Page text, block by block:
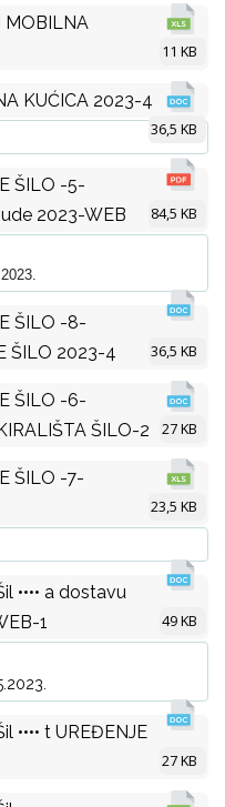
MOBILNA
11 KB
KUĆICA 2023-4
36,5 KB
ŠILO -5-
2023-WEB
84,5 KB
ŠILO -8-
ŠILO 2023-4
36,5 KB
ŠILO -6-
ŠILO-2
27 KB
ŠILO -7-
23,5 KB
•••• a dostavu
1
49 KB
•••• t UREĐENJE
27 KB